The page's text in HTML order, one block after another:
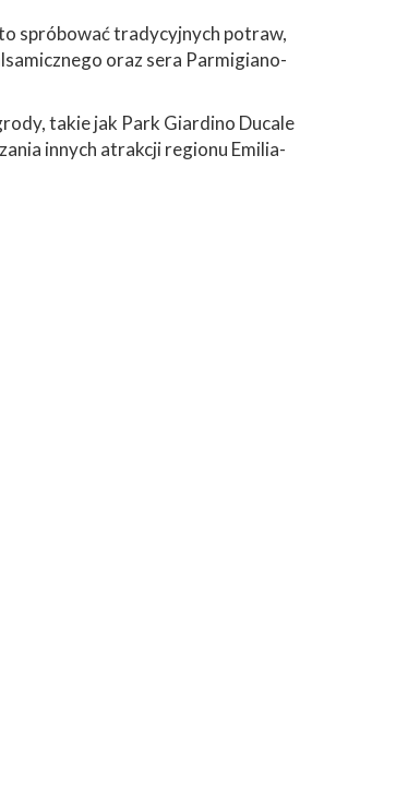
spróbować tradycyjnych potraw,
oraz sera Parmigiano-
takie jak Park Giardino Ducale
innych atrakcji regionu Emilia-